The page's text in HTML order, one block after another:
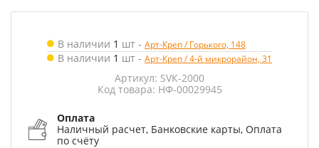
В наличии 1 шт - Арт-Креп / Горького, 148
В наличии 1 шт - Арт-Креп / 4-й микрорайон, 31
Артикул: SVК-2000
Код товара: НФ-00029945
Оплата
Наличный расчет, Банковские карты, Оплата
по счёту